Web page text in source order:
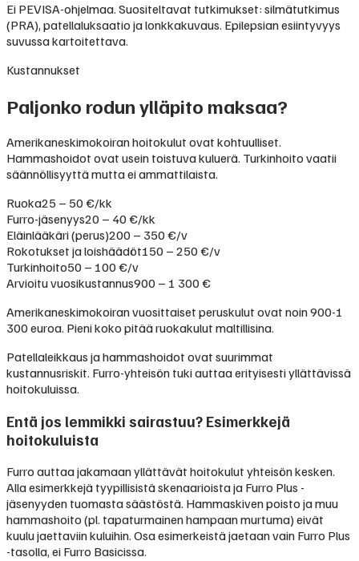
Ei PEVISA-ohjelmaa. Suositeltavat tutkimukset: silmätutkimus
(PRA), patellaluksaatio ja lonkkakuvaus. Epilepsian esiintyvyys
suvussa kartoitettava.
Kustannukset
Paljonko rodun ylläpito maksaa?
Amerikaneskimokoiran hoitokulut ovat kohtuulliset.
Hammashoidot ovat usein toistuva kuluerä. Turkinhoito vaatii
säännöllisyyttä mutta ei ammattilaista.
Ruoka25 – 50 €/kk
Furro-jäsenyys20 – 40 €/kk
Eläinlääkäri (perus)200 – 350 €/v
Rokotukset ja loishäädöt150 – 250 €/v
Turkinhoito50 – 100 €/v
Arvioitu vuosikustannus900 – 1 300 €
Amerikaneskimokoiran vuosittaiset peruskulut ovat noin 900-1
300 euroa. Pieni koko pitää ruokakulut maltillisina.
Patellaleikkaus ja hammashoidot ovat suurimmat
kustannusriskit. Furro-yhteisön tuki auttaa erityisesti yllättävissä
hoitokuluissa.
Entä jos lemmikki sairastuu? Esimerkkejä
hoitokuluista
Furro auttaa jakamaan yllättävät hoitokulut yhteisön kesken.
Alla esimerkkejä tyypillisistä skenaarioista ja Furro Plus -
jäsenyyden tuomasta säästöstä. Hammaskiven poisto ja muu
hammashoito (pl. tapaturmainen hampaan murtuma) eivät
kuulu jaettaviin kuluihin. Osa esimerkeistä jaetaan vain Furro Plus
-tasolla, ei Furro Basicissa.